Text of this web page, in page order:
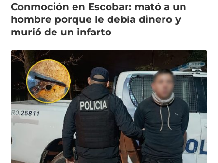
Conmoción en Escobar: mató a un
hombre porque le debía dinero y
murió de un infarto